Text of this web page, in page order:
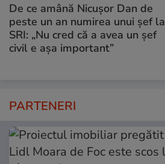
De ce amână Nicușor Dan de
peste un an numirea unui șef la
SRI: „Nu cred că a avea un şef
civil e așa important”
PARTENERI